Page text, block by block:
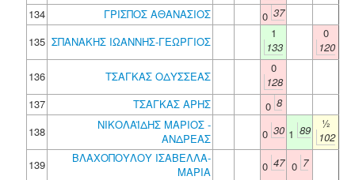
134
ΓΡΙΣΠΟΣ ΑΘΑΝΑΣΙΟΣ 0 37
135 ΣΠΑΝΑΚΗΣ ΙΩΑΝΝΗΣ-ΓΕΩΡΓΙΟΣ
1
133
0
120
136
ΤΣΑΓΚΑΣ ΟΔΥΣΣΕΑΣ
0
128
137
ΤΣΑΓΚΑΣ ΑΡΗΣ 0 8
138
ΝΙΚΟΛΑΪΔΗΣ ΜΑΡΙΟΣ -
ΑΝΔΡΕΑΣ
0 30 1 89
½
102
139
ΒΛΑΧΟΠΟΥΛΟΥ ΙΣΑΒΕΛΛΑ-
ΜΑΡΙΑ
0 47 0 7